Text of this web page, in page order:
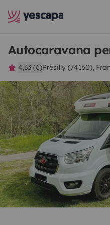
Autocaravana
4,33 (6)Présilly (74160),